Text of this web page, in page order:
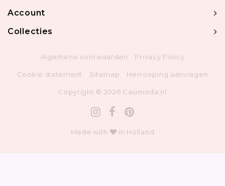
Account
Collecties
Algemene voorwaarden Privacy Policy
Cookie statement Sitemap Herroeping aanvragen
Copyright © 2026 Casimoda.nl
Made with in Holland